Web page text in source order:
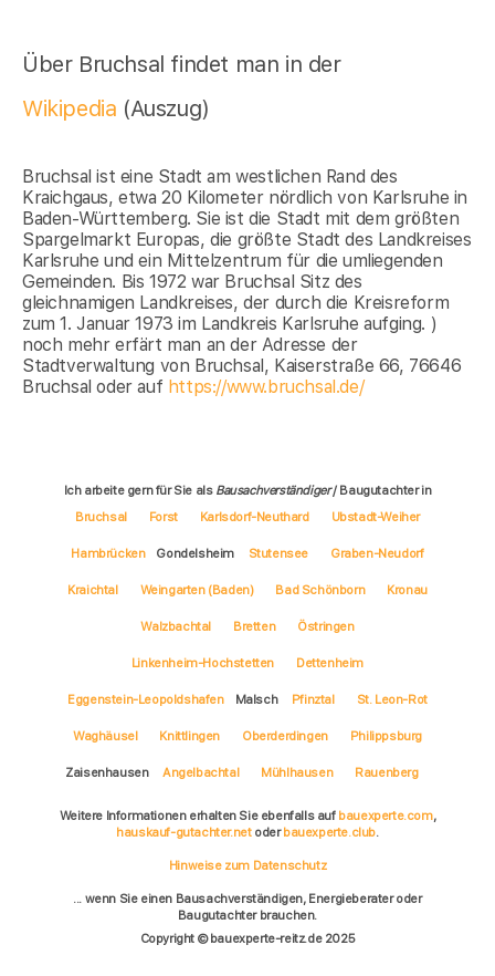
Über Bruchsal findet man in der
Wikipedia (Auszug)
Bruchsal ist eine Stadt am westlichen Rand des
Kraichgaus, etwa 20 Kilometer nördlich von Karlsruhe in
Baden-Württemberg. Sie ist die Stadt mit dem größten
Spargelmarkt Europas, die größte Stadt des Landkreises
Karlsruhe und ein Mittelzentrum für die umliegenden
Gemeinden. Bis 1972 war Bruchsal Sitz des
gleichnamigen Landkreises, der durch die Kreisreform
zum 1. Januar 1973 im Landkreis Karlsruhe aufging. )
noch mehr erfärt man an der Adresse der
Stadtverwaltung von Bruchsal, Kaiserstraße 66, 76646
Bruchsal oder auf https://www.bruchsal.de/
Ich arbeite gern für Sie als Bausachverständiger/ Baugutachter in
Bruchsal
Forst Karlsdorf-Neuthard Ubstadt-Weiher
Hambrücken Gondelsheim Stutensee Graben-Neudorf
Kraichtal Weingarten (Baden) Bad Schönborn Kronau
Walzbachtal Bretten Östringen
Linkenheim-Hochstetten Dettenheim
Eggenstein-Leopoldshafen Malsch Pfinztal St. Leon-Rot
Waghäusel Knittlingen Oberderdingen Philippsburg
Zaisenhausen Angelbachtal Mühlhausen Rauenberg
Weitere Informationen erhalten Sie ebenfalls auf bauexperte.com,
hauskauf-gutachter.netoderbauexperte.club.
Hinweise zum Datenschutz
... wenn Sie einen Bausachverständigen, Energieberater oder
Baugutachter brauchen.
Copyright © bauexperte-reitz.de 2025